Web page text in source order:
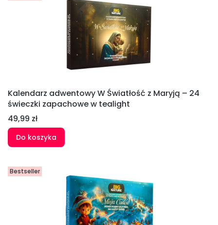
Kalendarz adwentowy W Światłość z Maryją – 24
świeczki zapachowe w tealight
Cena
49,99 zł
Do koszyka
Bestseller